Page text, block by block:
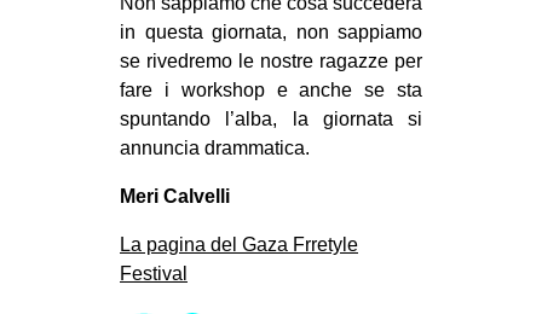
in questa giornata, non sappiamo
se rivedremo le nostre ragazze per
fare i workshop e anche se sta
spuntando l’alba, la giornata si
annuncia drammatica.
Meri Calvelli
La pagina del Gaza Frretyle
Festival